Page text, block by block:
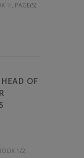
☆, PAGE(S)
OF
1/2,